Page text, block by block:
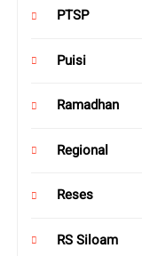
PTSP
Puisi
Ramadhan
Regional
Reses
RS Siloam